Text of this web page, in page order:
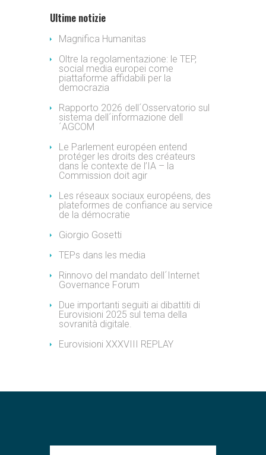
Ultime notizie
Magnifica Humanitas
Oltre la regolamentazione: le TEP,
social media europei come
piattaforme affidabili per la
democrazia
Rapporto 2026 dell´Osservatorio sul
sistema dell´informazione dell
´AGCOM
Le Parlement européen entend
protéger les droits des créateurs
dans le contexte de l’IA – la
Commission doit agir
Les réseaux sociaux européens, des
plateformes de confiance au service
de la démocratie
Giorgio Gosetti
TEPs dans les media
Rinnovo del mandato dell´Internet
Governance Forum
Due importanti seguiti ai dibattiti di
Eurovisioni 2025 sul tema della
sovranità digitale.
Eurovisioni XXXVIII REPLAY